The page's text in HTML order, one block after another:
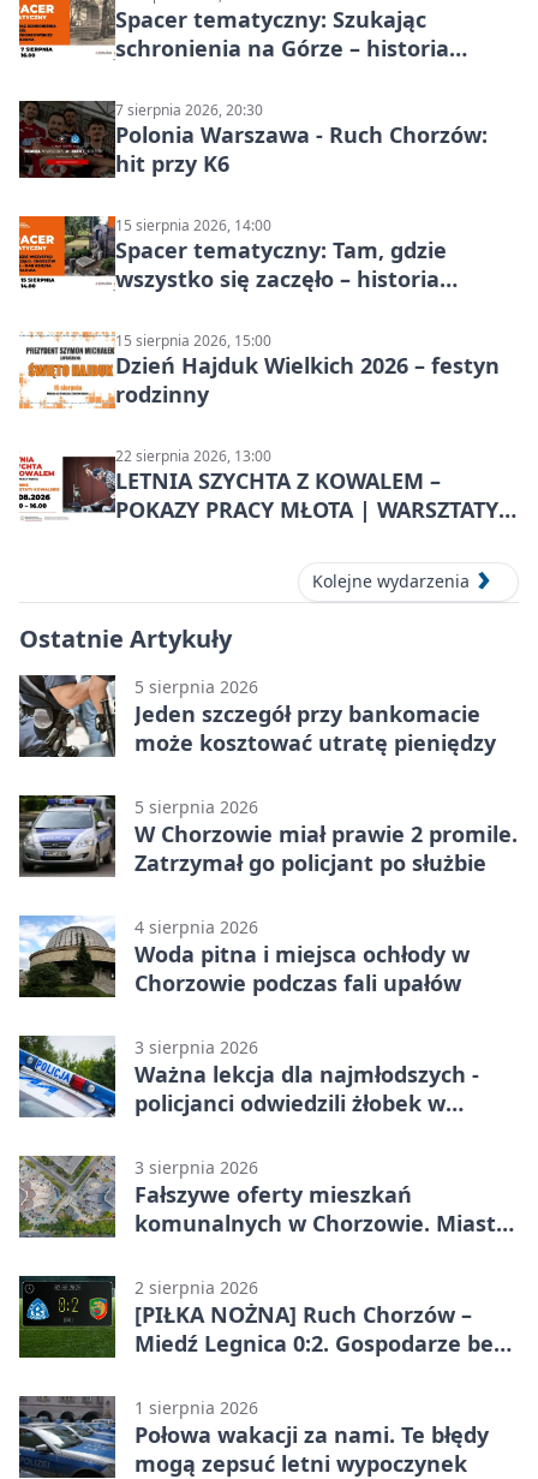
Spacer tematyczny: Szukając
schronienia na Górze – historia
7 sierpnia 2026, 20:30
Polonia Warszawa - Ruch Chorzów:
hit przy K6
15 sierpnia 2026, 14:00
Spacer tematyczny: Tam, gdzie
wszystko się zaczęło – historia
15 sierpnia 2026, 15:00
Dzień Hajduk Wielkich 2026 – festyn
rodzinny
22 sierpnia 2026, 13:00
LETNIA SZYCHTA Z KOWALEM –
POKAZY PRACY MŁOTA | WARSZTATY
Kolejne wydarzenia
Ostatnie Artykuły
5 sierpnia 2026
Jeden szczegół przy bankomacie
może kosztować utratę pieniędzy
5 sierpnia 2026
W Chorzowie miał prawie 2 promile.
Zatrzymał go policjant po służbie
4 sierpnia 2026
Woda pitna i miejsca ochłody w
Chorzowie podczas fali upałów
3 sierpnia 2026
Ważna lekcja dla najmłodszych -
policjanci odwiedzili żłobek w
3 sierpnia 2026
Fałszywe oferty mieszkań
komunalnych w Chorzowie. Miasto
2 sierpnia 2026
[PIŁKA NOŻNA] Ruch Chorzów –
Miedź Legnica 0:2. Gospodarze bez
1 sierpnia 2026
Połowa wakacji za nami. Te błędy
mogą zepsuć letni wypoczynek